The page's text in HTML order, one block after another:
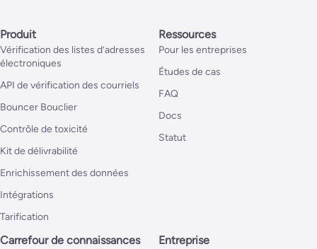
Produit
Vérification des listes d’adresses
électroniques
API de vérification des courriels
Bouncer Bouclier
Contrôle de toxicité
Kit de délivrabilité
Enrichissement des données
Intégrations
Tarification
Ressources
Pour les entreprises
Études de cas
FAQ
Docs
Statut
Carrefour de connaissances Entreprise